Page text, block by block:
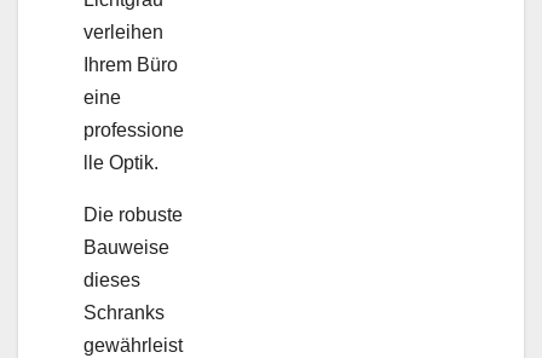
verleihen
Ihrem Büro
eine
professione
lle Optik.
Die robuste
Bauweise
dieses
Schranks
gewährleist